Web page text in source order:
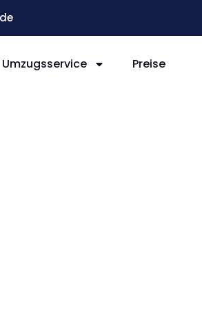
Umzugsservice Preise